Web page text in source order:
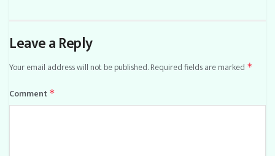
Leave a Reply
Your email address will not be published.Required fields are marked *
Comment *